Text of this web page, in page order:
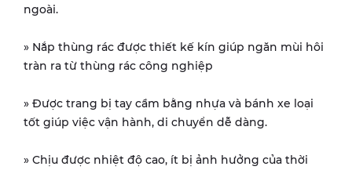
ngoài.
» Nắp thùng rác được thiết kế kín giúp ngăn mùi hôi
tràn ra từ thùng rác công nghiệp
» Được trang bị tay cầm bằng nhựa và bánh xe loại
tốt giúp việc vận hành, di chuyển dễ dàng.
» Chịu được nhiệt độ cao, ít bị ảnh hưởng của thời